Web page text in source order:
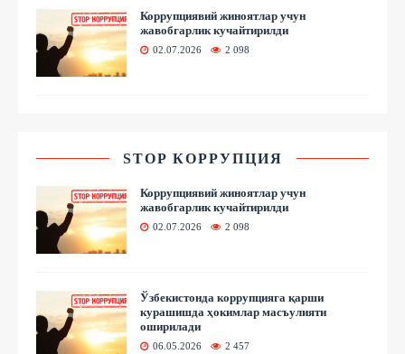
Коррупциявий жиноятлар учун
жавобгарлик кучайтирилди
02.07.2026 2 098
STOP КОРРУПЦИЯ
Коррупциявий жиноятлар учун
жавобгарлик кучайтирилди
02.07.2026 2 098
Ўзбекистонда коррупцияга қарши
курашишда ҳокимлар масъулияти
оширилади
06.05.2026 2 457